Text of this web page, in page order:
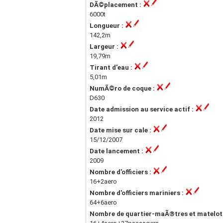
DÃ©placement :
6000t
Longueur :
142,2m
Largeur :
19,79m
Tirant d'eau :
5,01m
NumÃ©ro de coque :
D630
Date admission au service actif :
2012
Date mise sur cale :
15/12/2007
Date lancement :
2009
Nombre d'officiers :
16+2aero
Nombre d'officiers mariniers :
64+6aero
Nombre de quartier-maÃ®tres et